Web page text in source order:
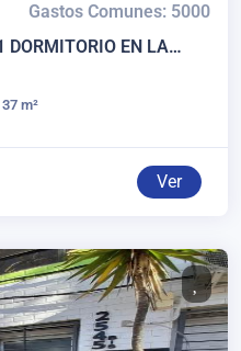
Gastos Comunes: 5000
DORMITORIO EN LA
37 m²
Ver